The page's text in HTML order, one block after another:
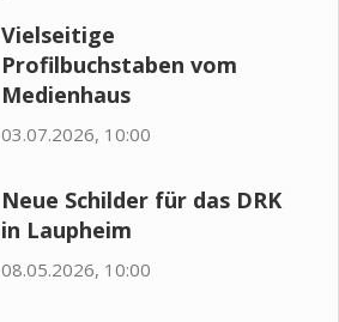
Vielseitige
Profilbuchstaben vom
Medienhaus
03.07.2026, 10:00
Neue Schilder für das DRK
in Laupheim
08.05.2026, 10:00